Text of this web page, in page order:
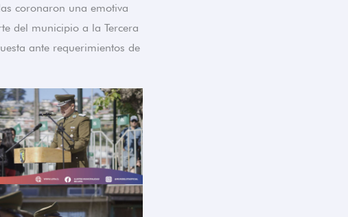
coronaron una emotiva
del municipio a la Tercera
ante requerimientos de